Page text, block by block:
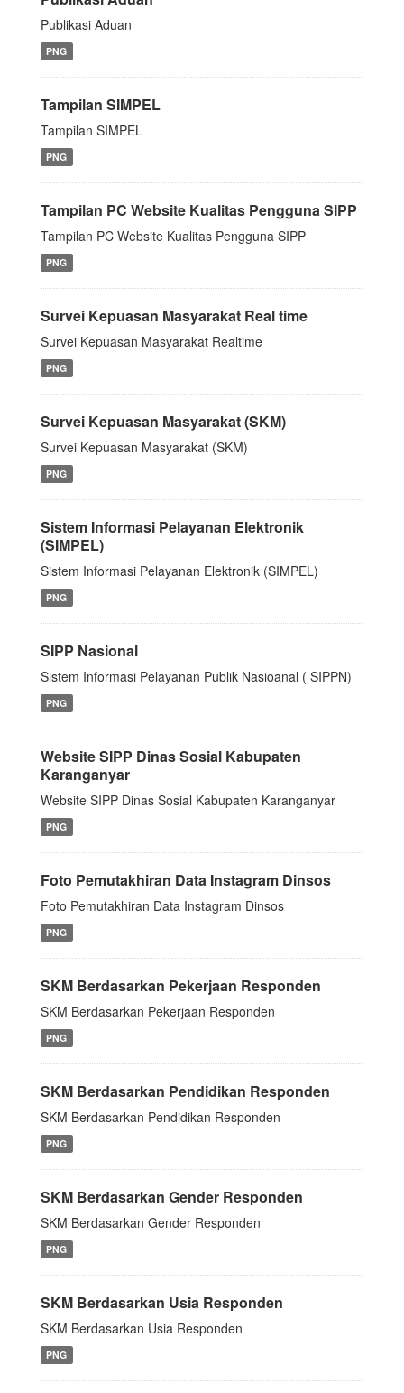
Publikasi Aduan
PNG
Tampilan SIMPEL
Tampilan SIMPEL
PNG
Tampilan PC Website Kualitas Pengguna SIPP
Tampilan PC Website Kualitas Pengguna SIPP
PNG
Survei Kepuasan Masyarakat Real time
Survei Kepuasan Masyarakat Realtime
PNG
Survei Kepuasan Masyarakat (SKM)
Survei Kepuasan Masyarakat (SKM)
PNG
Sistem Informasi Pelayanan Elektronik
(SIMPEL)
Sistem Informasi Pelayanan Elektronik (SIMPEL)
PNG
SIPP Nasional
Sistem Informasi Pelayanan Publik Nasioanal ( SIPPN)
PNG
Website SIPP Dinas Sosial Kabupaten
Karanganyar
Website SIPP Dinas Sosial Kabupaten Karanganyar
PNG
Foto Pemutakhiran Data Instagram Dinsos
Foto Pemutakhiran Data Instagram Dinsos
PNG
SKM Berdasarkan Pekerjaan Responden
SKM Berdasarkan Pekerjaan Responden
PNG
SKM Berdasarkan Pendidikan Responden
SKM Berdasarkan Pendidikan Responden
PNG
SKM Berdasarkan Gender Responden
SKM Berdasarkan Gender Responden
PNG
SKM Berdasarkan Usia Responden
SKM Berdasarkan Usia Responden
PNG